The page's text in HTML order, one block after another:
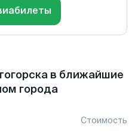
в ближайшие
города
Стоимость